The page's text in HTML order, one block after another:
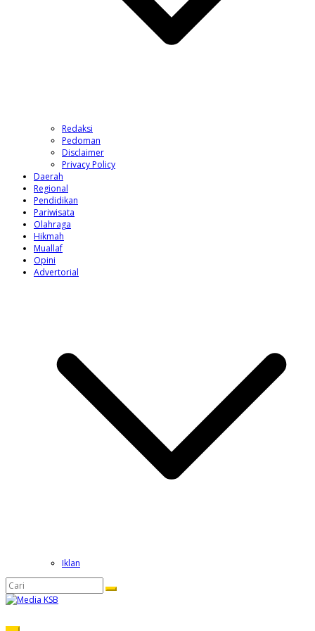
Redaksi
Pedoman
Disclaimer
Privacy Policy
Daerah
Regional
Pendidikan
Pariwisata
Olahraga
Hikmah
Muallaf
Opini
Advertorial
Iklan